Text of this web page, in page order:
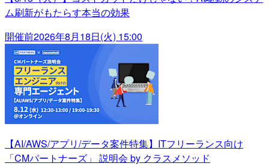
ム刷新がもたらす本当の効果
開催前2026年8月18日(火) 15:00
【AI/AWS/アプリ/データ案件特集】ITフリーランス向け
「CMパートナーズ」 説明会 by クラスメソッド